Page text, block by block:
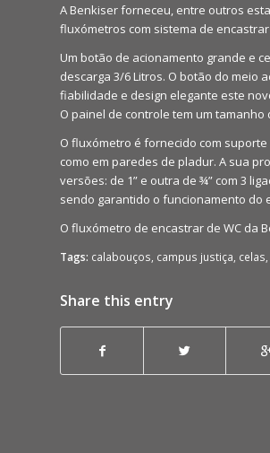
A Benkiser forneceu, entre outros
fluxómetros com sistema de
Um botão de acionamento grande e
descarga 3/6 Litros. O botão do meio
fiabilidade e design elegante este
O painel de controle tem um tamanho
O fluxómetro é fornecido com
como em paredes de pladur. A sua
versões: de 1” e outra de ¾” com 3
sendo garantido o funcionamento do
O fluxómetro de encastrar de WC da
Tags: calabouços campus justiça celas
Share this entry